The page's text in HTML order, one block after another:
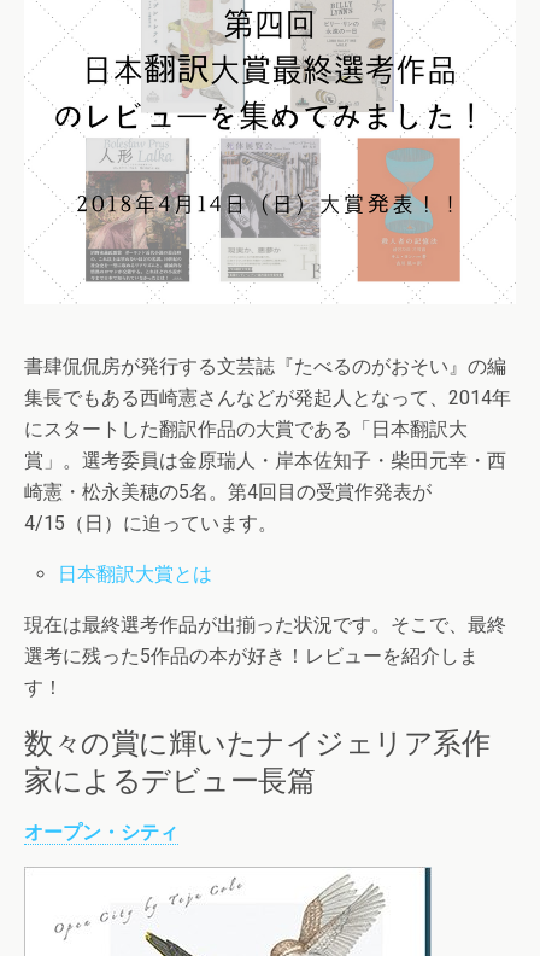
書肆侃侃房が発行する文芸誌『たべるのがおそい』の編
集長でもある西崎憲さんなどが発起人となって、2014年
にスタートした翻訳作品の大賞である「日本翻訳大
賞」。選考委員は金原瑞人・岸本佐知子・柴田元幸・西
崎憲・松永美穂の5名。第4回目の受賞作発表が
4/15（日）に迫っています。
日本翻訳大賞とは
現在は最終選考作品が出揃った状況です。そこで、最終
選考に残った5作品の本が好き！レビューを紹介しま
す！
数々の賞に輝いたナイジェリア系作
家によるデビュー長篇
オープン・シティ